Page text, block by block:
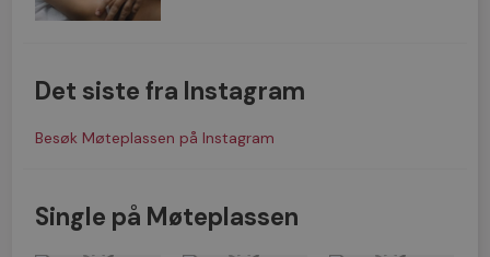
Det siste fra Instagram
Besøk Møteplassen på Instagram
Single på Møteplassen